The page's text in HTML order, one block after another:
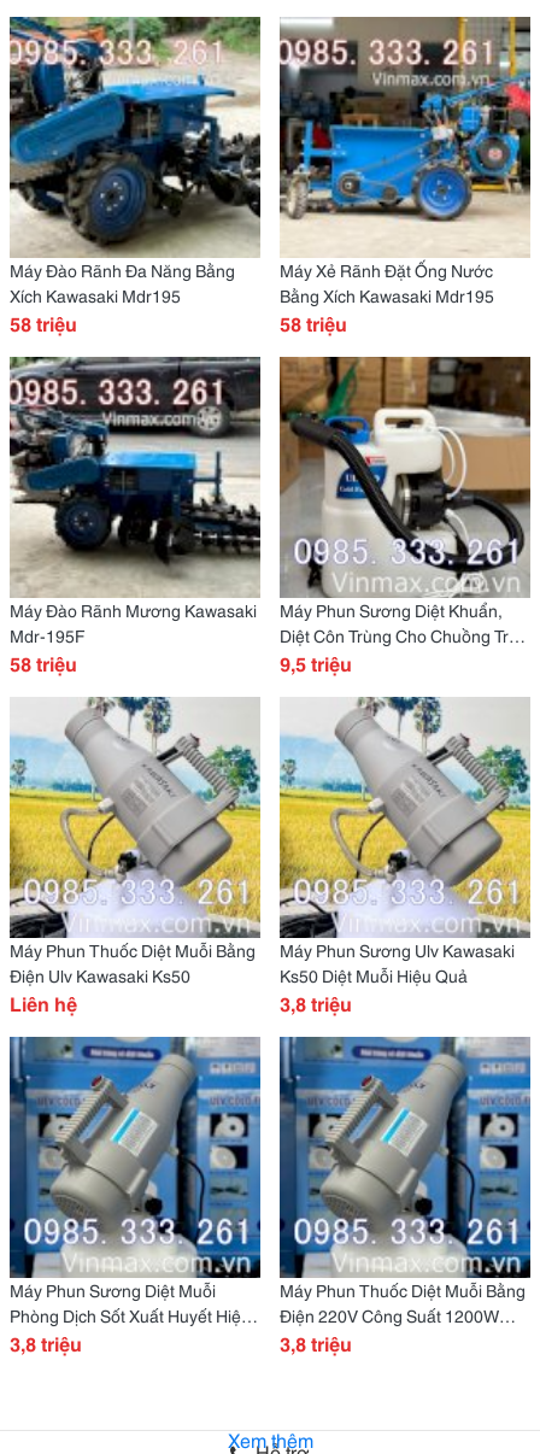
Máy Đào Rãnh Đa Năng Bằng
Xích Kawasaki Mdr195
58 triệu
Máy Xẻ Rãnh Đặt Ống Nước
Bằng Xích Kawasaki Mdr195
58 triệu
Máy Đào Rãnh Mương Kawasaki
Mdr-195F
58 triệu
Máy Phun Sương Diệt Khuẩn,
Diệt Côn Trùng Cho Chuồng Trại
Chăn Nuôi Turbo Ulv-20
9,5 triệu
Máy Phun Thuốc Diệt Muỗi Bằng
Điện Ulv Kawasaki Ks50
Liên hệ
Máy Phun Sương Ulv Kawasaki
Ks50 Diệt Muỗi Hiệu Quả
3,8 triệu
Máy Phun Sương Diệt Muỗi
Phòng Dịch Sốt Xuất Huyết Hiệu
Quả Ulv Kawasaki Ks50
3,8 triệu
Máy Phun Thuốc Diệt Muỗi Bằng
Điện 220V Công Suất 1200W
Kawasaki Ks50
3,8 triệu
Xem thêm